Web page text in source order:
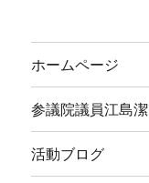
ホームページ
参議院議員江島
活動ブログ